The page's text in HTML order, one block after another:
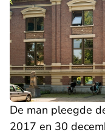
De man pleegde
2017 en 30